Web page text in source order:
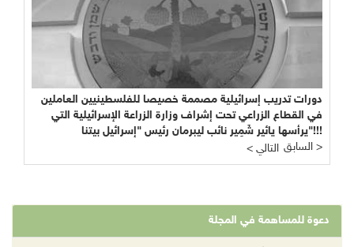
دورات تدريب إسرائيلية مصممة خصيصا للفلسطينيين العاملين
في القطاع الزراعي تحت إشراف وزارة الزراعة الإسرائيلية التي
يرأسها يائير شَمِير نائب ليبرمان رئيس "إسرائيل بيتنا"!!!
< التالي
السابق >
دعوة للمساهمة في المجلة